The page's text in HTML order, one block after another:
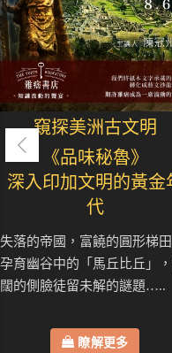
窺探美洲古文明
《品味秘魯》
深入印加文明的黃金
代
失落的帝國，富饒的圓形梯田
孕育幽谷中的「馬丘比丘」
闊的側臉徒留未解的謎題…..
瞭解更多